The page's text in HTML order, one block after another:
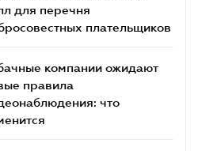
для перечня
плательщиков
компании ожидают
правила
что